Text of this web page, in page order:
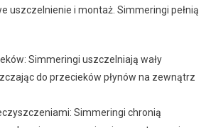
uszczelnienie i montaż. Simmeringi pełnią
Simmeringi uszczelniają wały
do przecieków płynów na zewnątrz
Simmeringi chronią